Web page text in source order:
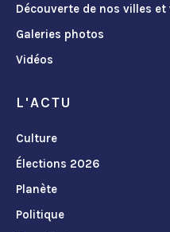
Découverte de nos villes
Galeries photos
Vidéos
L'ACTU
Culture
Élections 2026
Planète
Politique